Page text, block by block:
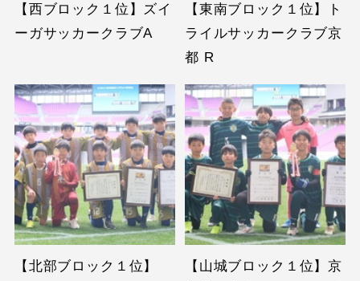
【西ブロック１位】ズイ
ーガサッカークラブA
【東南ブロック１位】ト
ライルサッカークラブ京
都 R
【北部ブロック１位】
【山城ブロック１位】京